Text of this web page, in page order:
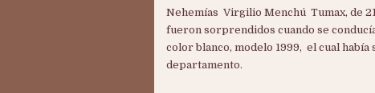
Nehemías Virgilio Menchú Tumax, de
fueron sorprendidos cuando se
color blanco, modelo 1999, el cual había
departamento.